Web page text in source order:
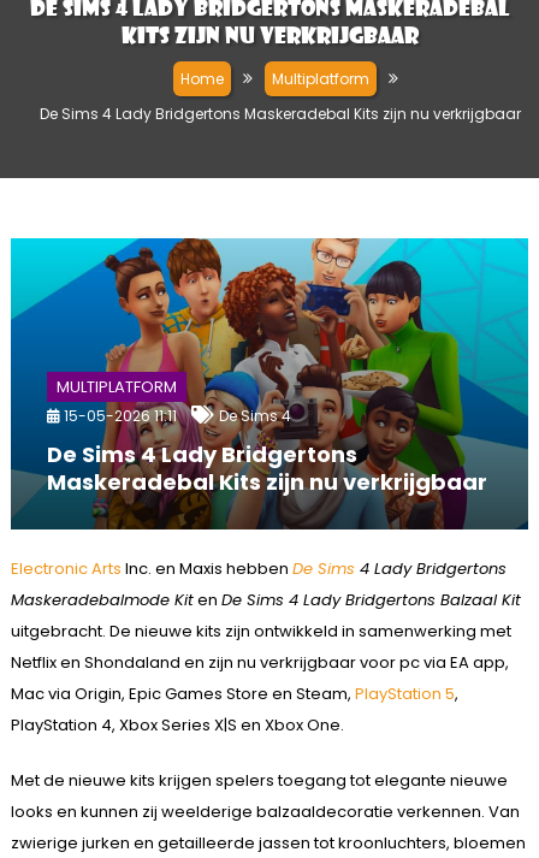
De Sims 4 Lady Bridgertons Maskeradebal
Kits zijn nu verkrijgbaar
Home
Multiplatform
De Sims 4 Lady Bridgertons Maskeradebal Kits zijn nu verkrijgbaar
MULTIPLATFORM
15-05-2026 11:11 De Sims 4
De Sims 4 Lady Bridgertons
Maskeradebal Kits zijn nu verkrijgbaar
Electronic Arts Inc. en Maxis hebben De Sims 4 Lady Bridgertons
Maskeradebalmode Kiten De Sims 4 Lady Bridgertons Balzaal Kit
uitgebracht. De nieuwe kits zijn ontwikkeld in samenwerking met
Netflix en Shondaland en zijn nu verkrijgbaar voor pc via EA app,
Mac via Origin, Epic Games Store en Steam, PlayStation 5,
PlayStation 4, Xbox Series X|S en Xbox One.
Met de nieuwe kits krijgen spelers toegang tot elegante nieuwe
looks en kunnen zij weelderige balzaaldecoratie verkennen. Van
zwierige jurken en getailleerde jassen tot kroonluchters, bloemen